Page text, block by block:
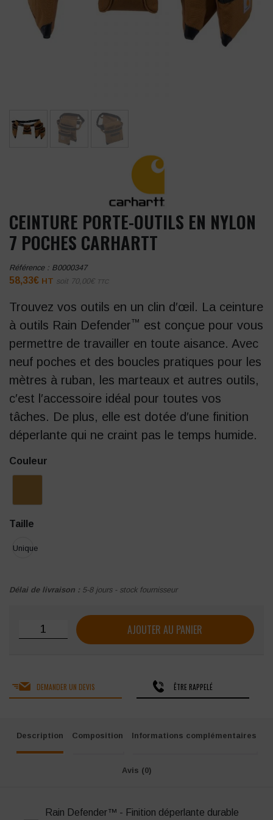
CEINTURE PORTE-OUTILS EN NYLON
7 POCHES CARHARTT
Référence : B0000347
58,33€ HT soit 70,00€ TTC
Trouvez vos outils en un clin d′œil. La ceinture
à outils Rain Defender™ est conçue pour vous
permettre de travailler en toute aisance. Avec
neuf poches et des boucles pratiques pour les
mètres à ruban, les marteaux et autres outils,
c′est l′accessoire idéal pour toutes vos
tâches. De plus, elle est dotée d′une finition
déperlante qui ne craint pas le temps humide.
Couleur
Taille
Unique
Délai de livraison : 5-8 jours - stock fournisseur
quantité de Ceinture porte-outils en nylon 7 poches
AJOUTER AU PANIER
DEMANDER UN DEVIS ÊTRE RAPPELÉ
Description Composition Informations complémentaires
Avis (0)
Rain Defender™ - Finition déperlante durable